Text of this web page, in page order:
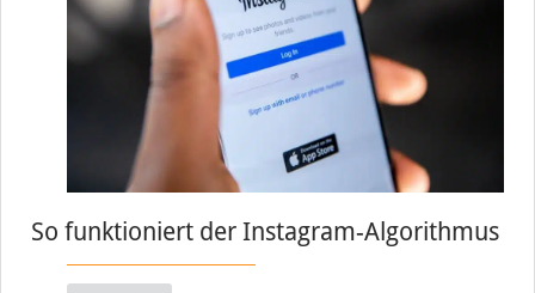
So funktioniert der Instagram-Algorithmus